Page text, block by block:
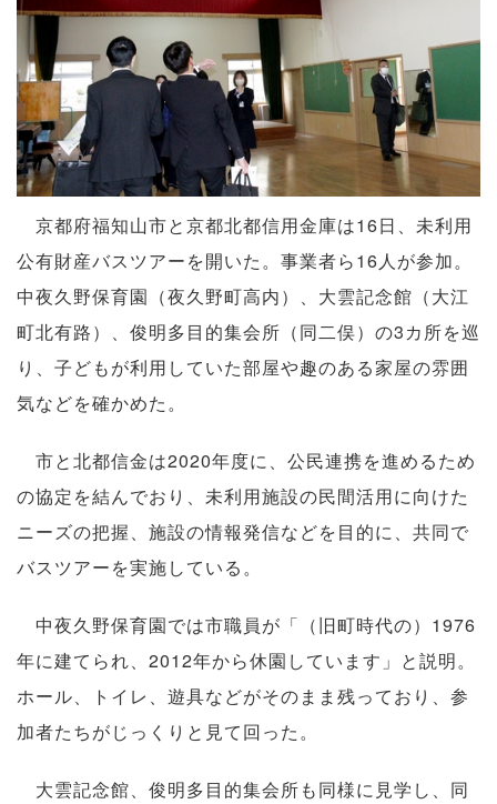
京都府福知山市と京都北都信用金庫は16日、未利用
公有財産バスツアーを開いた。事業者ら16人が参加。
中夜久野保育園（夜久野町高内）、大雲記念館（大江
町北有路）、俊明多目的集会所（同二俣）の3カ所を巡
り、子どもが利用していた部屋や趣のある家屋の雰囲
気などを確かめた。
市と北都信金は2020年度に、公民連携を進めるため
の協定を結んでおり、未利用施設の民間活用に向けた
ニーズの把握、施設の情報発信などを目的に、共同で
バスツアーを実施している。
中夜久野保育園では市職員が「（旧町時代の）1976
年に建てられ、2012年から休園しています」と説明。
ホール、トイレ、遊具などがそのまま残っており、参
加者たちがじっくりと見て回った。
大雲記念館、俊明多目的集会所も同様に見学し、同